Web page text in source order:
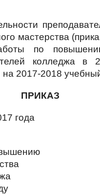
мастерства
по повышению
колледжа в
2017-2018
ПРИКАЗ
2017
№